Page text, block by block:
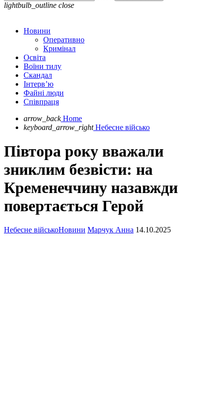
lightbulb_outline close
Новини
Оперативно
Кримінал
Освіта
Воїни тилу
Скандал
Інтерв’ю
Файні люди
Співпраця
arrow_back Home
keyboard_arrow_right Небесне військо
Півтора року вважали
зниклим безвісти: на
Кременеччину назавжди
повертається Герой
Небесне військоНовини Марчук Анна 14.10.2025